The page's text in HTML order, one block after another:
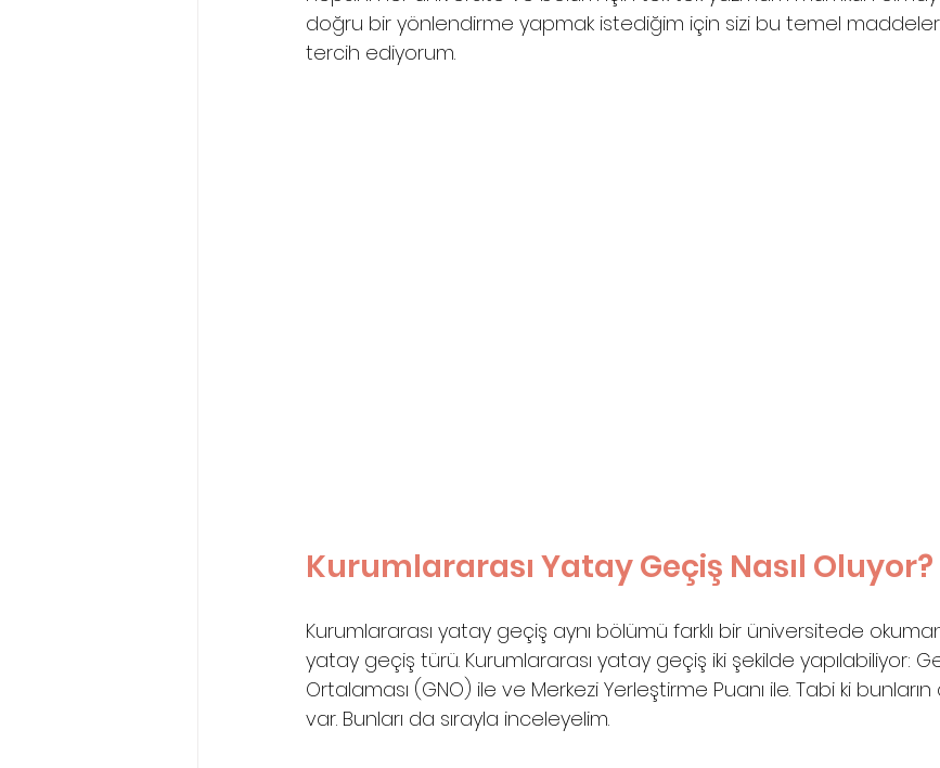
doğru bir yönlendirme yapmak istediğim için sizi bu temel
tercih ediyorum.
Kurumlararası Yatay Geçiş Nasıl Oluyor?
Kurumlararası yatay geçiş aynı bölümü farklı bir üniversitede
yatay geçiş türü. Kurumlararası yatay geçiş iki şekilde yapılabiliyor:
Ortalaması (GNO) ile ve Merkezi Yerleştirme Puanı ile. Tabi ki bunların
var. Bunları da sırayla inceleyelim.